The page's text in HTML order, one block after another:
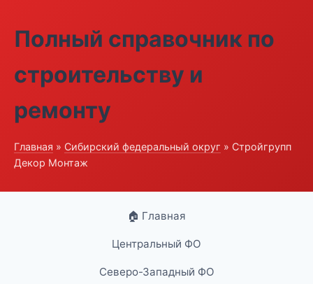
Полный справочник по
строительству и
ремонту
Главная » Сибирский федеральный округ » Стройгрупп
Декор Монтаж
🏠 Главная
Центральный ФО
Северо-Западный ФО